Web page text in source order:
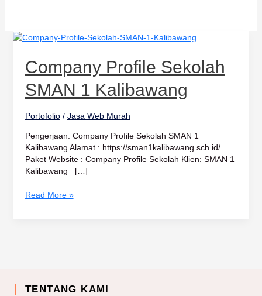
Company Profile Sekolah
SMAN 1 Kalibawang
Portofolio/ Jasa Web Murah
Pengerjaan: Company Profile Sekolah SMAN 1
Kalibawang Alamat : https://sman1kalibawang.sch.id/
Paket Website : Company Profile Sekolah Klien: SMAN 1
Kalibawang […]
Company
Sekolah
SMAN
1
Kalibawang
Read More »
TENTANG KAMI